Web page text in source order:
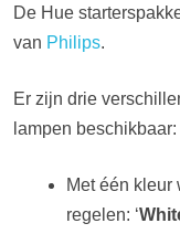
De Hue
van Philips.
Er zijn drie
lampen beschikbaar:
Met één
regelen: ‘